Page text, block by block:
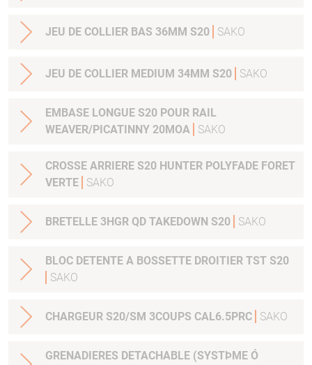
JEU DE COLLIER BAS 36MM S20 SAKO
JEU DE COLLIER MEDIUM 34MM S20 SAKO
EMBASE LONGUE S20 POUR RAIL
WEAVER/PICATINNY 20MOA
SAKO
CROSSE ARRIERE S20 HUNTER POLYFADE FORET
VERTE
SAKO
BRETELLE 3HGR QD TAKEDOWN S20 SAKO
BLOC DETENTE A BOSSETTE DROITIER TST S20
SAKO
CHARGEUR S20/SM 3COUPS CAL6.5PRC SAKO
GRENADIERES DETACHABLE (SYSTÞME Ó